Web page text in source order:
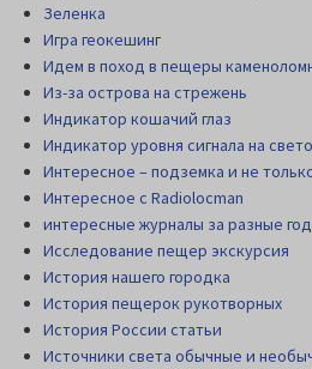
Зеленка
Игра геокешинг
Идем в поход в пещеры
Из-за острова на стрежень
Индикатор кошачий глаз
Индикатор уровня сигнала на
Интересное – подземка и не
Интересное с Radiolocman
интересные журналы за разные
Исследование пещер экскурсия
История нашего городка
История пещерок рукотворных
История России статьи
Источники света обычные и